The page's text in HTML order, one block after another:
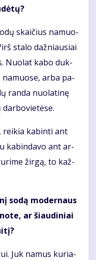
skai­čius na­muo­
sta­lo daž­niau­siai
Nuo­lat ka­bo duk­
na­muo­se, ar­ba pa­
ran­da nuo­la­ti­nę
rei­kia ka­bin­ti ant
ka­bin­da­vo ant ar­
žir­gą, to kaž­
so­dą mo­der­naus
ar šiau­di­niai
Juk na­mus ku­ria­